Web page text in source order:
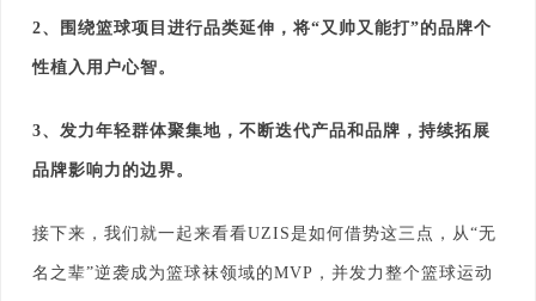
2、围绕篮球项目进行品类延伸，将“又帅又能打”的品牌个
性植入用户心智。
3、发力年轻群体聚集地，不断迭代产品和品牌，持续拓展
品牌影响力的边界。
接下来，我们就一起来看看UZIS是如何借势这三点，从“无
名之辈”逆袭成为篮球袜领域的MVP，并发力整个篮球运动